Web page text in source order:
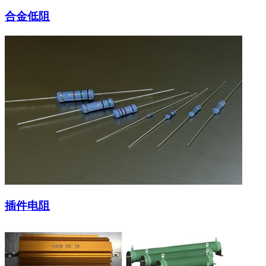
合金低阻
插件电阻